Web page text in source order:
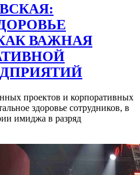
ВАЖНАЯ
проектов и корпоративных
здоровье сотрудников, в
имиджа в разряд